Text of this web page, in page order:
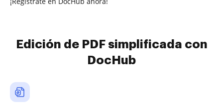
Edición de PDF simplificada con
DocHub